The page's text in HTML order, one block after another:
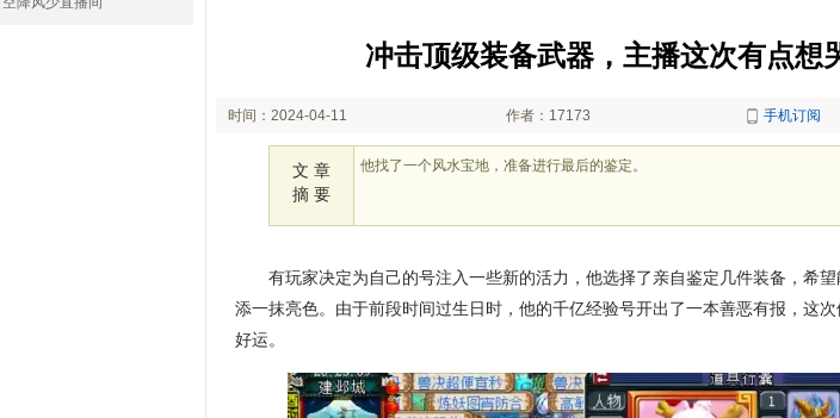
冲击顶级装备武器，主播这次有点想
时间：2024-04-11 作者：17173 手机订阅
文 章
摘 要
他找了一个风水宝地，准备进行最后的鉴定。
有玩家决定为自己的号注入一些新的活力，他选择了亲自鉴定几件装备，希
添一抹亮色。由于前段时间过生日时，他的千亿经验号开出了一本善恶有报，这
好运。